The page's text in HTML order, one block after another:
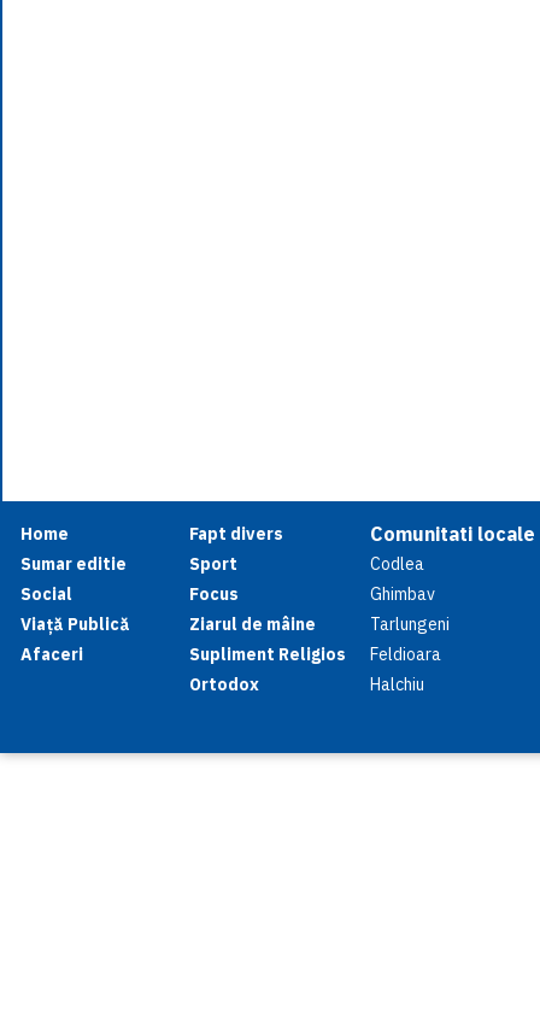
Home
Sumar editie
Social
Viață Publică
Afaceri
Fapt divers
Sport
Focus
Ziarul de mâine
Supliment Religios
Ortodox
Comunitati locale
Codlea
Ghimbav
Tarlungeni
Feldioara
Halchiu